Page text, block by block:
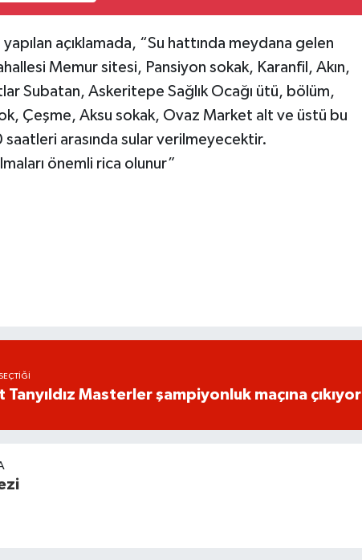
açıklamada, “Su hattında meydana gelen
Memur sitesi, Pansiyon sokak, Karanfil, Akın,
Subatan, Askeritepe Sağlık Ocağı ütü, bölüm,
Çeşme, Aksu sokak, Ovaz Market alt ve üstü bu
arasında sular verilmeyecektir.
önemli rica olunur”
Tanyıldız Masterler şampiyonluk maçına çıkıyor